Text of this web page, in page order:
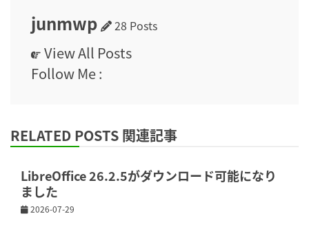
junmwp 28 Posts
View All Posts
Follow Me :
RELATED POSTS 関連記事
LibreOffice 26.2.5がダウンロード可能になり
ました
2026-07-29